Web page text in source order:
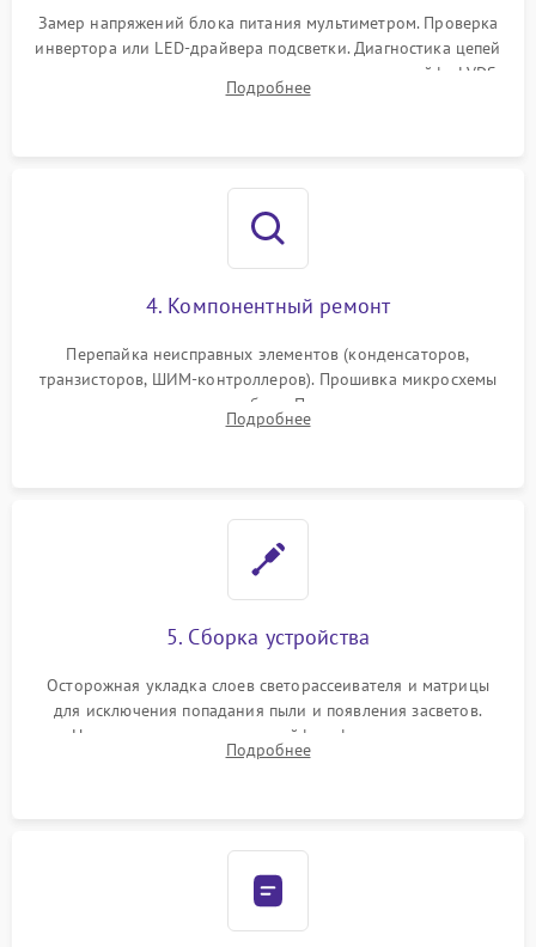
Замер напряжений блока питания мультиметром. Проверка
инвертора или LED-драйвера подсветки. Диагностика цепей
питания скалера и тестирование сигналов на шлейфе LVDS
Подробнее
4. Компонентный ремонт
Перепайка неисправных элементов (конденсаторов,
транзисторов, ШИМ-контроллеров). Прошивка микросхемы
памяти при программных сбоях. При поломке подсветки —
разборка матрицы и замена выгоревших светодиодов.
Подробнее
5. Сборка устройства
Осторожная укладка слоев светорассеивателя и матрицы
для исключения попадания пыли и появления засветов.
Надежное подключение шлейфов, фиксация плат и
аккуратное защелкивание пластикового корпуса монитора.
Подробнее